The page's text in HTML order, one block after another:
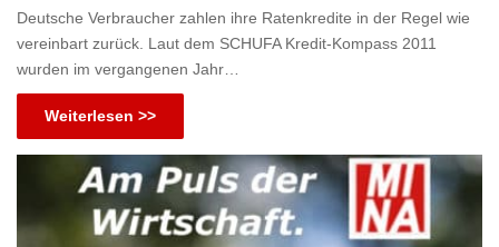
Deutsche Verbraucher zahlen ihre Ratenkredite in der Regel wie
vereinbart zurück. Laut dem SCHUFA Kredit-Kompass 2011
wurden im vergangenen Jahr…
Weiterlesen >>